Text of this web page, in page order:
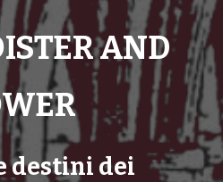
AND
destini dei